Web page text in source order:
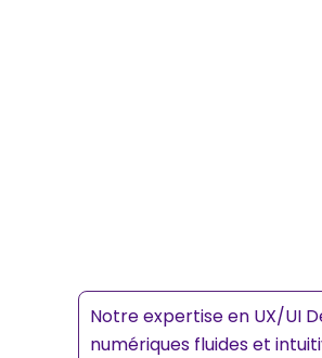
Notre expertise en UX/UI
numériques fluides et